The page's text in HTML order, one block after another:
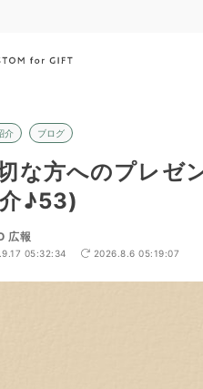
介 ブログ
な方へのプレ
♪53)
広報
05:32:34 2026.8.6 05:19:07